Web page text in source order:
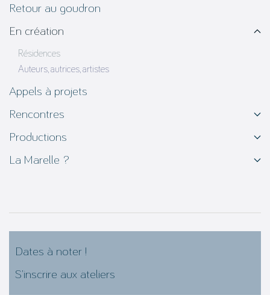
Retour au goudron
En création
Résidences
Auteurs, autrices, artistes
Appels à projets
Rencontres
Productions
La Marelle ?
Dates à noter !
S’inscrire aux ateliers